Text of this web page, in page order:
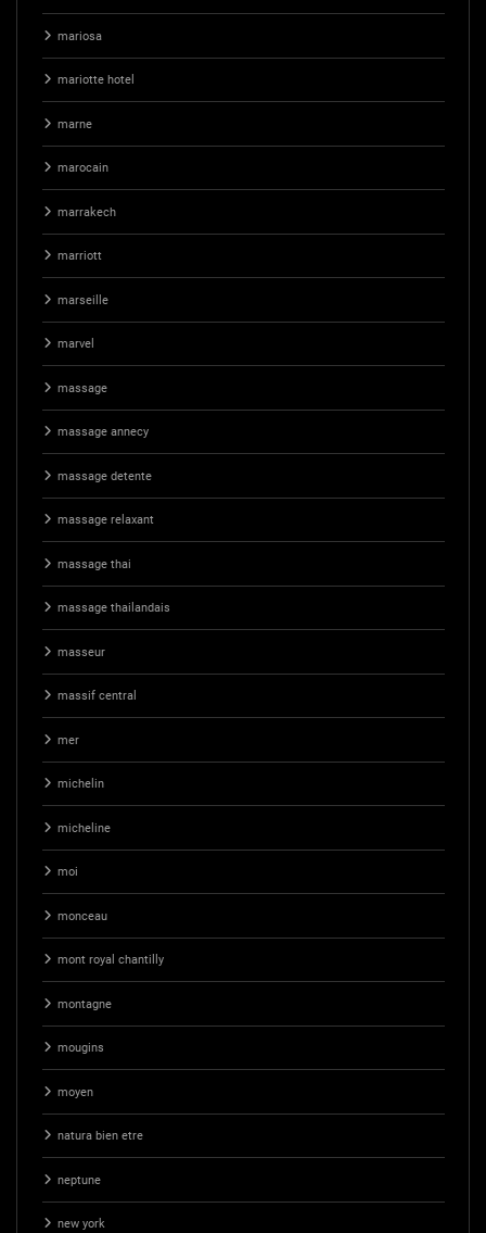
mariosa
mariotte hotel
marne
marocain
marrakech
marriott
marseille
marvel
massage
massage annecy
massage detente
massage relaxant
massage thai
massage thailandais
masseur
massif central
mer
michelin
micheline
moi
monceau
mont royal chantilly
montagne
mougins
moyen
natura bien etre
neptune
new york